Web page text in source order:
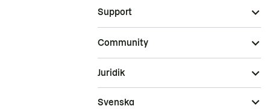
Support
Community
Juridik
Svenska